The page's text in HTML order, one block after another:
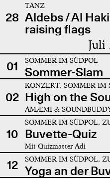
28
TANZ
Aldebs / Al
raising flags
Juli
01 SOMMER IM SÜDPOL
Sommer-Slam
02
KONZERT, SOMMER IM
High on the
AMÆMI &
10
SOMMER IM SÜDPOL,
Buvette-Quiz
Mit Quizmaster Adi
12 SOMMER IM SÜDPOL,
Yoga an der